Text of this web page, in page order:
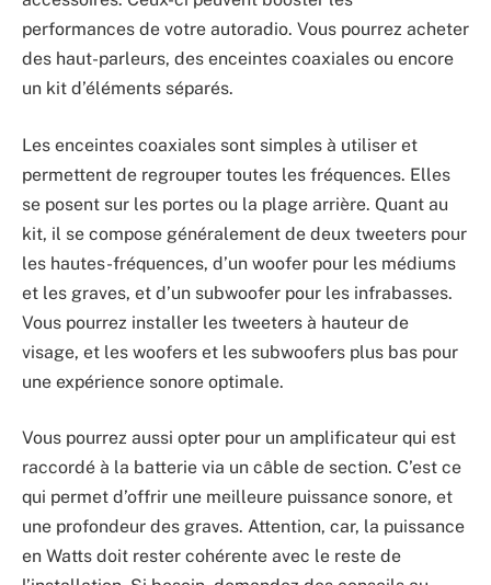
performances de votre autoradio. Vous pourrez acheter
des haut-parleurs, des enceintes coaxiales ou encore
un kit d’éléments séparés.
Les enceintes coaxiales sont simples à utiliser et
permettent de regrouper toutes les fréquences. Elles
se posent sur les portes ou la plage arrière. Quant au
kit, il se compose généralement de deux tweeters pour
les hautes-fréquences, d’un woofer pour les médiums
et les graves, et d’un subwoofer pour les infrabasses.
Vous pourrez installer les tweeters à hauteur de
visage, et les woofers et les subwoofers plus bas pour
une expérience sonore optimale.
Vous pourrez aussi opter pour un amplificateur qui est
raccordé à la batterie via un câble de section. C’est ce
qui permet d’offrir une meilleure puissance sonore, et
une profondeur des graves. Attention, car, la puissance
en Watts doit rester cohérente avec le reste de